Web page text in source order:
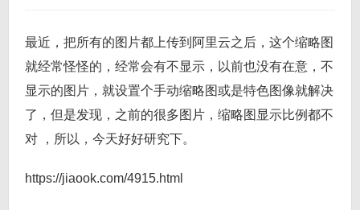
最近，把所有的图片都上传到阿里云之后，这个缩略图
就经常怪怪的，经常会有不显示，以前也没有在意，不
显示的图片，就设置个手动缩略图或是特色图像就解决
了，但是发现，之前的很多图片，缩略图显示比例都不
对 ，所以，今天好好研究下。
https://jiaook.com/4915.html